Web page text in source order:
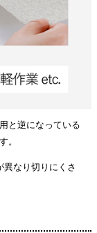
と逆になっている
。
なり切りにくさ